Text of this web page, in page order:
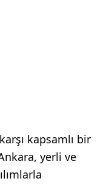
kapsamlı bir
yerli ve